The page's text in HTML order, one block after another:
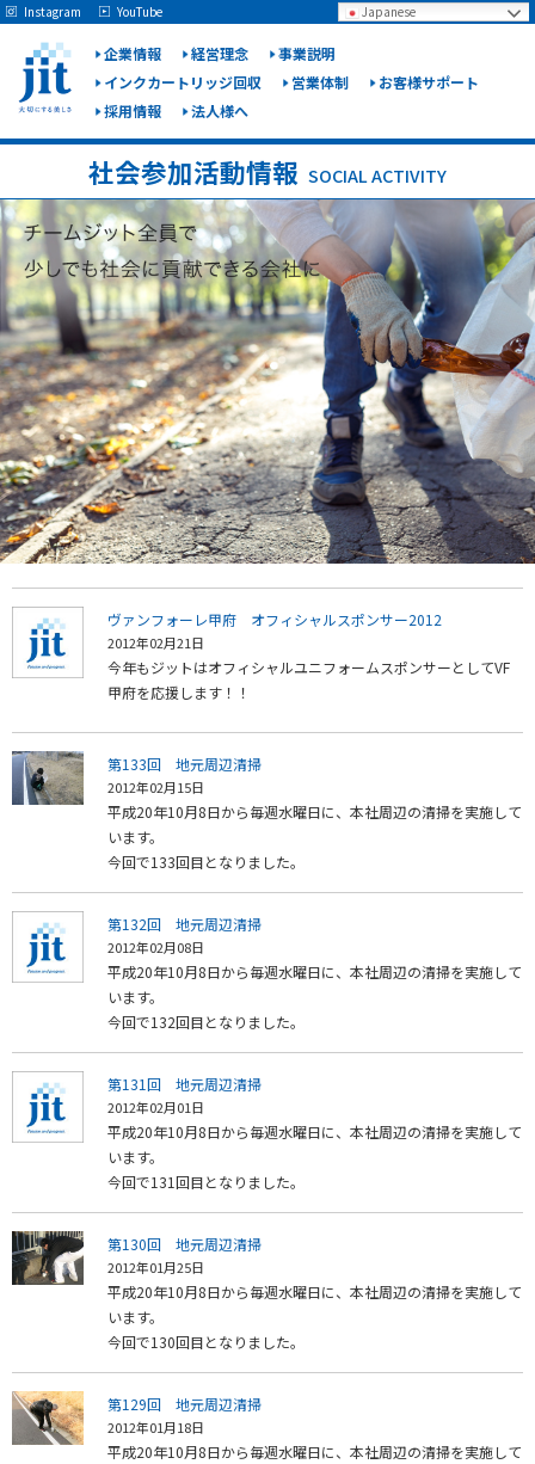
企業情報 経営理念
事業説明
インクカートリッジ回収
営業体制
お客様サポート
採用情報
法人様へ
Japanese
Instagram YouTube
社会参加活動情報 SOCIAL ACTIVITY
ヴァンフォーレ甲府 オフィシャルスポンサー2012
2012年02月21日
今年もジットはオフィシャルユニフォームスポンサーとしてVF
甲府を応援します！！
第133回 地元周辺清掃
2012年02月15日
平成20年10月8日から毎週水曜日に、本社周辺の清掃を実施して
います。
今回で133回目となりました。
第132回 地元周辺清掃
2012年02月08日
平成20年10月8日から毎週水曜日に、本社周辺の清掃を実施して
います。
今回で132回目となりました。
第131回 地元周辺清掃
2012年02月01日
平成20年10月8日から毎週水曜日に、本社周辺の清掃を実施して
います。
今回で131回目となりました。
第130回 地元周辺清掃
2012年01月25日
平成20年10月8日から毎週水曜日に、本社周辺の清掃を実施して
います。
今回で130回目となりました。
第129回 地元周辺清掃
2012年01月18日
平成20年10月8日から毎週水曜日に、本社周辺の清掃を実施して
May we use cookies to track your activities? We take your privacy very seriously.
Please see our privacy policy for details and any questions.YesNo